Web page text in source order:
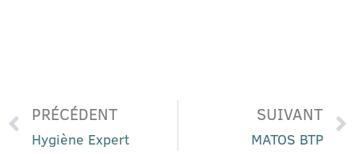
PRÉCÉDENT
Hygiène Expert
SUIVANT
MATOS BTP